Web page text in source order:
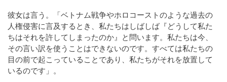
彼女は言う。「ベトナム戦争やホロコーストのような過去の
人権侵害に言及するとき、私たちはしばしば『どうして私た
ちはそれを許してしまったのか』と問います。私たちは今、
その言い訳を使うことはできないのです。すべては私たちの
目の前で起こっていることであり、私たちがそれを放置して
いるのです」。